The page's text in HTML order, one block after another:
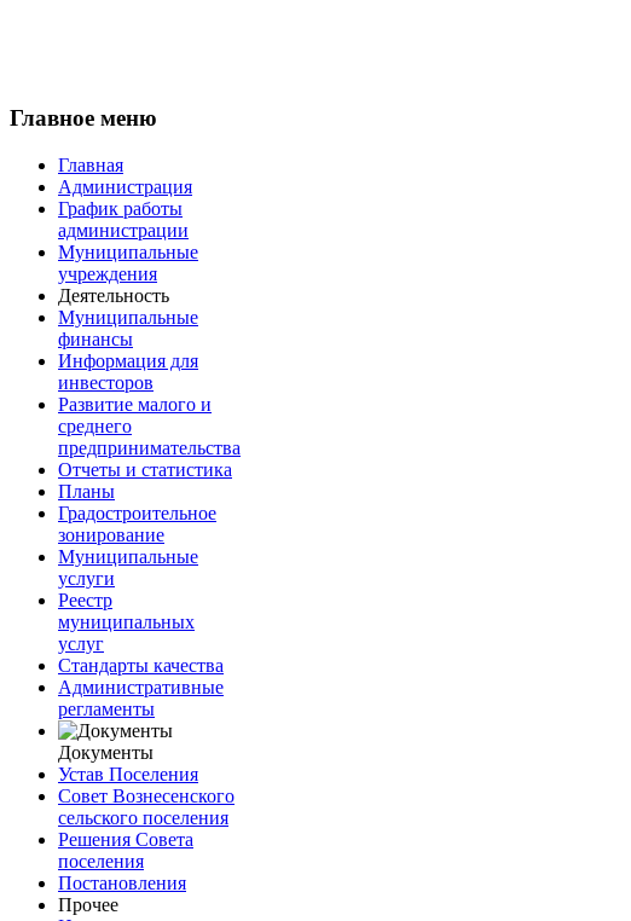
Главное меню
Главная
Администрация
График работы
администрации
Муниципальные
учреждения
Деятельность
Муниципальные
финансы
Информация для
инвесторов
Развитие малого и
среднего
предпринимательства
Отчеты и статистика
Планы
Градостроительное
зонирование
Муниципальные
услуги
Реестр
муниципальных
услуг
Стандарты качества
Административные
регламенты
Документы
Устав Поселения
Совет Вознесенского
сельского поселения
Решения Совета
поселения
Постановления
Прочее